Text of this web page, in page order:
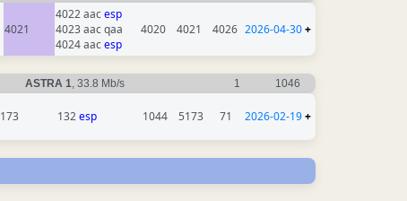
4021
4022 aacesp
4023 aac qaa
4024 aacesp
4020 4021 4026 2026-04-30+
ASTRA 1, 33.8 Mb/s 1 1046
173 132esp 1044 5173 71 2026-02-19+